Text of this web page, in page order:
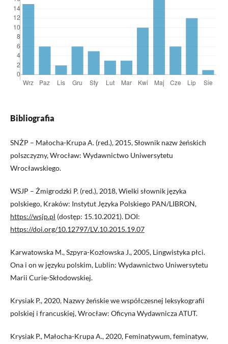
Bibliografia
SNŻP – Małocha-Krupa A. (red.), 2015, Słownik nazw żeńskich
polszczyzny, Wrocław: Wydawnictwo Uniwersytetu
Wrocławskiego.
WSJP – Żmigrodzki P. (red.), 2018, Wielki słownik języka
polskiego, Kraków: Instytut Języka Polskiego PAN/LIBRON,
https://wsjp.pl (dostęp: 15.10.2021). DOI:
https://doi.org/10.12797/LV.10.2015.19.07
Karwatowska M., Szpyra-Kozłowska J., 2005, Lingwistyka płci.
Ona i on w języku polskim, Lublin: Wydawnictwo Uniwersytetu
Marii Curie-Skłodowskiej.
Krysiak P., 2020, Nazwy żeńskie we współczesnej leksykografii
polskiej i francuskiej, Wrocław: Oficyna Wydawnicza ATUT.
Krysiak P., Małocha-Krupa A., 2020, Feminatywum, feminatyw,